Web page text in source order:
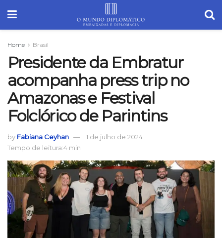
Home Brasil
Presidente da Embratur
acompanha press trip no
Amazonas e Festival
Folclórico de Parintins
by Fabiana Ceyhan
1 de julho de 2024
Tempo de leitura:4 min